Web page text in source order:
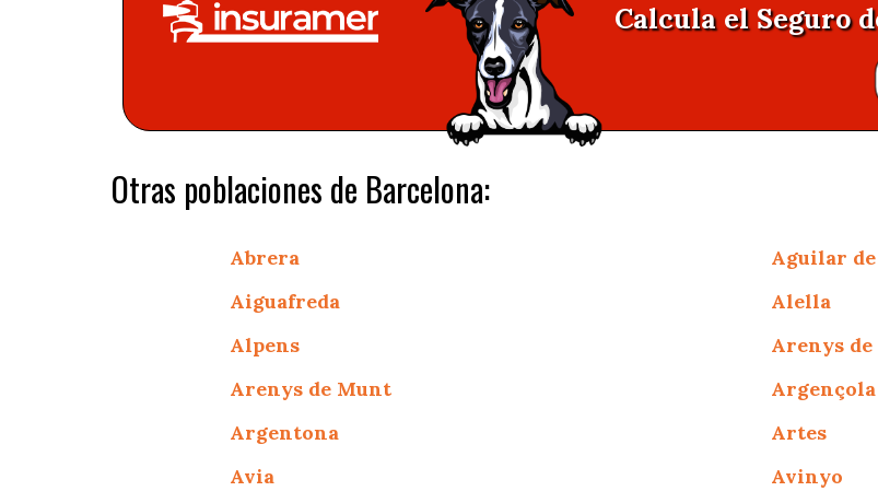
Calcula el Seguro
Otras poblaciones de Barcelona:
Abrera
Aguilar
Aiguafreda
Alella
Alpens
Arenys
Arenys de Munt
Argençola
Argentona
Artes
Avia
Avinyo